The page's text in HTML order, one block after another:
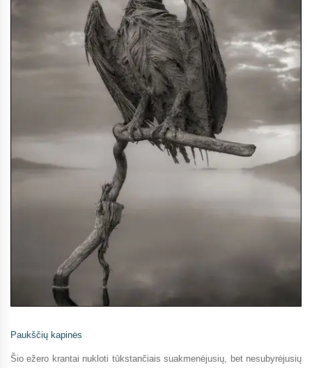
Paukščių kapinės
Šio ežero krantai nukloti tūkstančiais suakmenėjusių, bet nesubyrėjusių